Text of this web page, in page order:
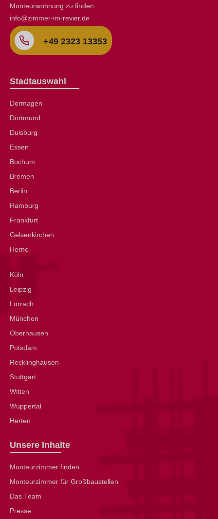
Monteurwohnung zu finden.
info@zimmer-im-revier.de
+49 2323 13353
Stadtauswahl
Dormagen
Dortmund
Duisburg
Essen
Bochum
Bremen
Berlin
Hamburg
Frankfurt
Gelsenkirchen
Herne
Köln
Leipzig
Lörrach
München
Oberhausen
Potsdam
Recklinghausen
Stuttgart
Witten
Wuppertal
Herten
Unsere Inhalte
Monteurzimmer finden
Monteurzimmer für Großbaustellen
Das Team
Presse